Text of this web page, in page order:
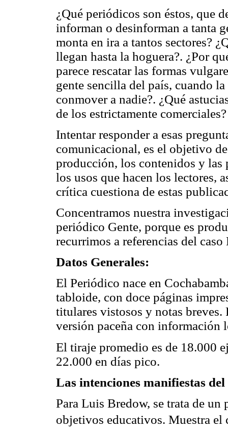
¿Qué periódicos son éstos, que
informan o desinforman a tanta
monta en ira a tantos sectores?
llegan hasta la hoguera?. ¿Por
parece rescatar las formas
gente sencilla del país, cuando
conmover a nadie?. ¿Qué
de los estrictamente comerciales?
Intentar responder a esas
comunicacional, es el objetivo
producción, los contenidos y las
los usos que hacen los lectores,
crítica cuestiona de estas
Concentramos nuestra
periódico Gente, porque es
recurrimos a referencias del
Datos Generales:
El Periódico nace en
tabloide, con doce páginas
titulares vistosos y notas
versión paceña con información
El tiraje promedio es de 18.000
22.000 en días pico.
Las intenciones manifiestas
Para Luis Bredow, se trata de
objetivos educativos. Muestra